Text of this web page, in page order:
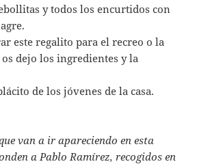
y todos los encurtidos con
este regalito para el recreo o la
dejo los ingredientes y la
de los jóvenes de la casa.
van a ir apareciendo en esta
a Pablo Ramírez, recogidos en